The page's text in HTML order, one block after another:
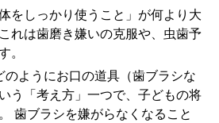
をしっかり使うこと」が何より大
れは歯磨き嫌いの克服や、虫歯予
。
ようにお口の道具（歯ブラシな
う「考え方」一つで、子どもの将
歯ブラシを嫌がらなくなること